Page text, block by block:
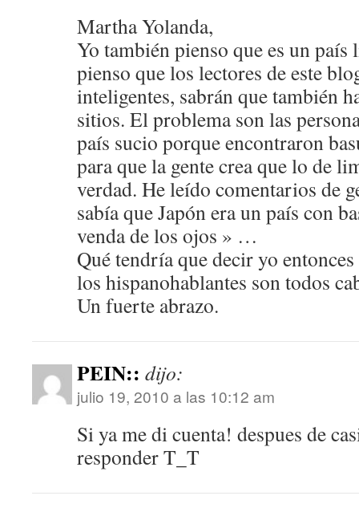
Martha Yolanda,
Yo también pienso que es un
pienso que los lectores de este
inteligentes, sabrán que también
sitios. El problema son las
país sucio porque encontraron
para que la gente crea que lo de
verdad. He leído comentarios de
sabía que Japón era un país con
venda de los ojos » …
Qué tendría que decir yo
los hispanohablantes son todos
Un fuerte abrazo.
PEIN:: dijo:
julio 19, 2010 a las 10:12 am
Si ya me di cuenta! despues de
responder T_T